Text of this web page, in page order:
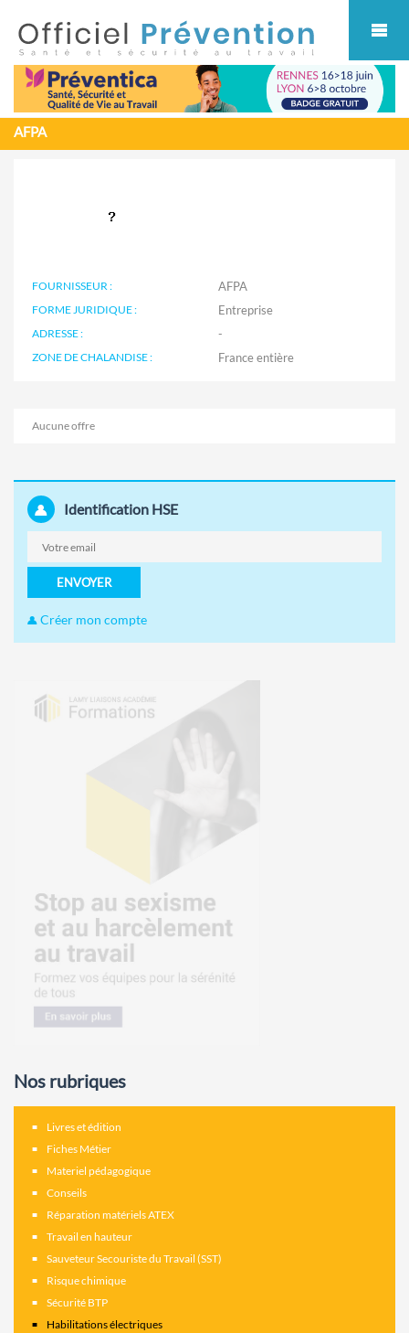
AFPA
FOURNISSEUR : AFPA
FORME JURIDIQUE : Entreprise
ADRESSE : -
ZONE DE CHALANDISE :
Aucune offre
Identification HSE
ENVOYER
Créer mon compte
Nos rubriques
Livres et édition
Fiches Métier
Materiel pédagogique
Conseils
Réparation matériels ATEX
Travail en hauteur
Sauveteur Secouriste du Travail (SST)
Risque chimique
Sécurité BTP
Habilitations électriques